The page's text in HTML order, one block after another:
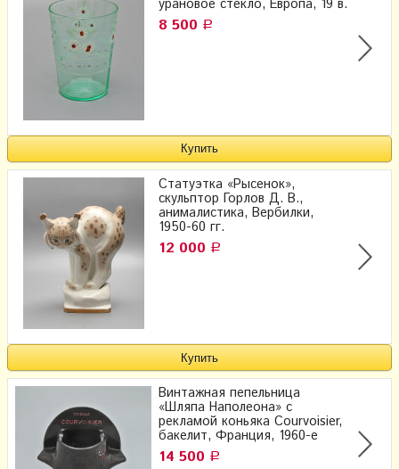
урановое стекло, Европа, 19 в.
8 500 Р
Статуэтка «Рысенок»,
скульптор Горлов Д. В.,
анималистика, Вербилки,
1950-60 гг.
12 000 Р
Винтажная пепельница
«Шляпа Наполеона» с
рекламой коньяка Courvoisier,
бакелит, Франция, 1960-е
14 500 Р